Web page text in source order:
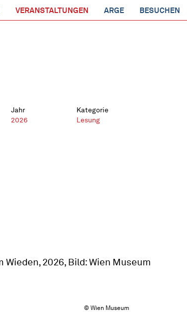
VERANSTALTUNGEN ARGE BESUCHEN
Jahr
2026
Kategorie
Lesung
© Wien Museum